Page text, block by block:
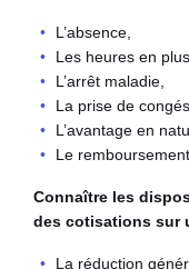
L’absence,
Les heures en plus,
L’arrêt maladie,
La prise de
L’avantage en
Le
Connaître les
des cotisations sur
La réduction